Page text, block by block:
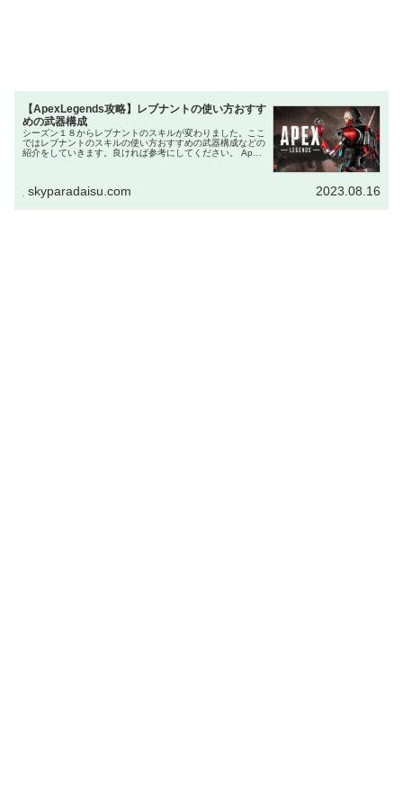
【ApexLegends攻略】レブナントの使い方おすす
めの武器構成
シーズン１８からレブナントのスキルが変わりました。ここ
ではレブナントのスキルの使い方おすすめの武器構成などの
紹介をしていきます。良ければ参考にしてください。 Apex
skyparadaisu.com 2023.08.16